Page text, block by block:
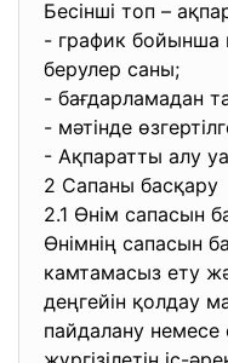
Бесінші топ –
- график бойынша
берулер саны;
- бағдарламадан
- мәтінде
- Ақпаратты алу
2 Сапаны басқару
2.1 Өнім сапасын
Өнімнің сапасын
камтамасыз ету
деңгейін қолдау
пайдалану немесе